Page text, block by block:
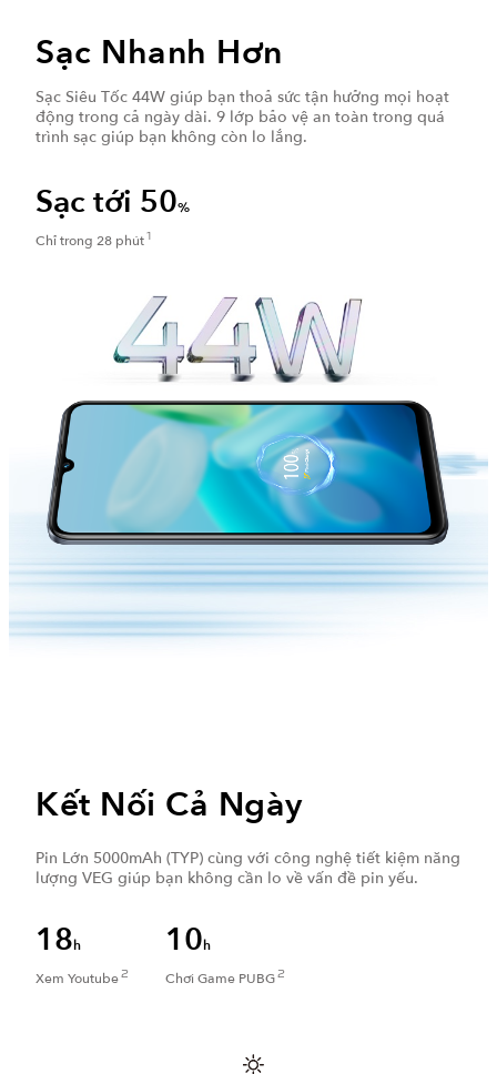
Sạc Nhanh Hơn
Sạc Siêu Tốc 44W giúp bạn thoả sức tận hưởng mọi hoạt
động trong cả ngày dài. 9 lớp bảo vệ an toàn trong quá
trình sạc giúp bạn không còn lo lắng.
Sạc tới 50%
Chỉ trong 28 phút1
Kết Nối Cả Ngày
Pin Lớn 5000mAh (TYP) cùng với công nghệ tiết kiệm năng
lượng VEG giúp bạn không cần lo về vấn đề pin yếu.
18h
Xem Youtube 2
10h
Chơi Game PUBG 2